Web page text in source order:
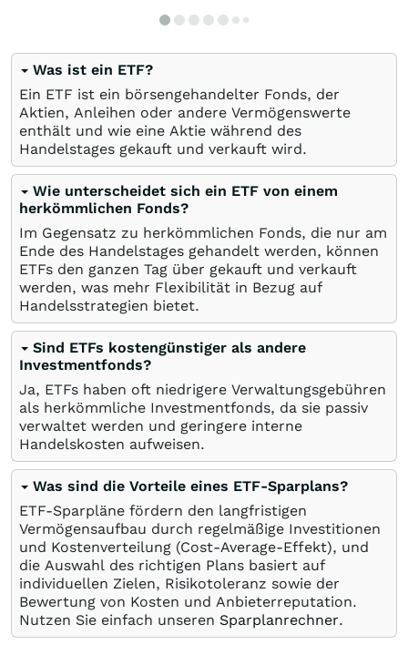
Was ist ein ETF?
Ein ETF ist ein börsengehandelter Fonds, der
Aktien, Anleihen oder andere Vermögenswerte
enthält und wie eine Aktie während des
Handelstages gekauft und verkauft wird.
Wie unterscheidet sich ein ETF von einem
herkömmlichen Fonds?
Im Gegensatz zu herkömmlichen Fonds, die nur am
Ende des Handelstages gehandelt werden, können
ETFs den ganzen Tag über gekauft und verkauft
werden, was mehr Flexibilität in Bezug auf
Handelsstrategien bietet.
Sind ETFs kostengünstiger als andere
Investmentfonds?
Ja, ETFs haben oft niedrigere Verwaltungsgebühren
als herkömmliche Investmentfonds, da sie passiv
verwaltet werden und geringere interne
Handelskosten aufweisen.
Was sind die Vorteile eines ETF-Sparplans?
ETF-Sparpläne fördern den langfristigen
Vermögensaufbau durch regelmäßige Investitionen
und Kostenverteilung (Cost-Average-Effekt), und
die Auswahl des richtigen Plans basiert auf
individuellen Zielen, Risikotoleranz sowie der
Bewertung von Kosten und Anbieterreputation.
Nutzen Sie einfach unseren Sparplanrechner.